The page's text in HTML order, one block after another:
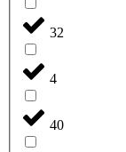
32
4
40